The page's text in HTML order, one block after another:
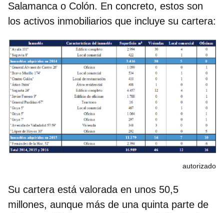
Salamanca o Colón. En concreto, estos son
los activos inmobiliarios que incluye su cartera:
autorizado
Su cartera está valorada en unos 50,5
millones, aunque más de una quinta parte de